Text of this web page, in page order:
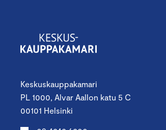
Keskuskauppakamari
PL 1000, Alvar Aallon katu 5 C
00101 Helsinki